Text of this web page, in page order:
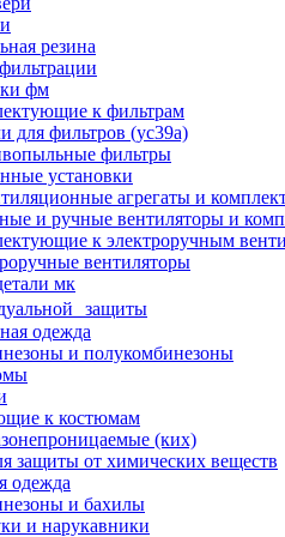
резина
фм
к фильтрам
для фильтров (ус39а)
фильтры
установки
агрегаты и
и ручные вентиляторы и
к электроручным
вентиляторы
мк
защиты
одежда
и полукомбинезоны
к костюмам
(ких)
защиты от химических веществ
одежда
и бахилы
и нарукавники